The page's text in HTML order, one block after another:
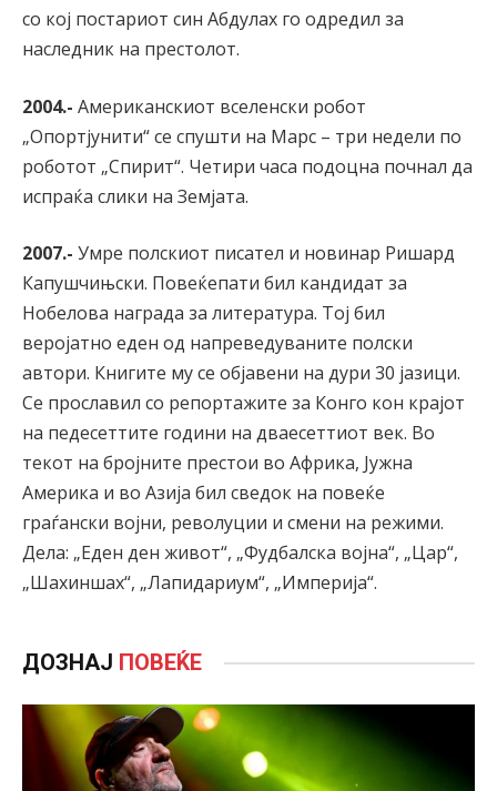
со кој постариот син Абдулах го одредил за
наследник на престолот.
2004.- Американскиот вселенски робот
„Опортјунити“ се спушти на Марс – три недели по
роботот „Спирит“. Четири часа подоцна почнал да
испраќа слики на Земјата.
2007.- Умре полскиот писател и новинар Ришард
Капушчињски. Повеќепати бил кандидат за
Нобелова награда за литература. Тој бил
веројатно еден од напреведуваните полски
автори. Книгите му се објавени на дури 30 јазици.
Се прославил со репортажите за Конго кон крајот
на педесеттите години на дваесеттиот век. Во
текот на бројните престои во Африка, Јужна
Америка и во Азија бил сведок на повеќе
граѓански војни, револуции и смени на режими.
Дела: „Еден ден живот“, „Фудбалска војна“, „Цар“,
„Шахиншах“, „Лапидариум“, „Империја“.
ДОЗНАЈ ПОВЕЌЕ